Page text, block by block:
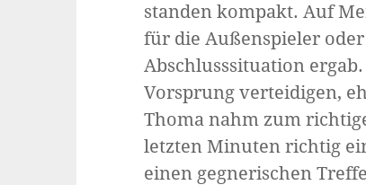
standen kompakt. Auf
für die Außenspieler
Abschlusssituation
Vorsprung verteidigen,
Thoma nahm zum
letzten Minuten richtig
einen gegnerischen